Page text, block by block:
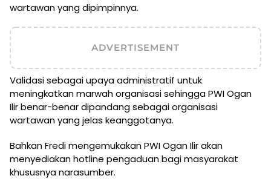
wartawan yang dipimpinnya.
ADVERTISEMENT
Validasi sebagai upaya administratif untuk
meningkatkan marwah organisasi sehingga PWI Ogan
Ilir benar-benar dipandang sebagai organisasi
wartawan yang jelas keanggotanya.
Bahkan Fredi mengemukakan PWI Ogan Ilir akan
menyediakan hotline pengaduan bagi masyarakat
khususnya narasumber.